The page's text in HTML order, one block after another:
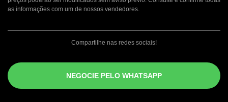
as informações com um de nossos vendedores.
Compartilhe nas redes sociais!
NEGOCIE PELO WHATSAPP